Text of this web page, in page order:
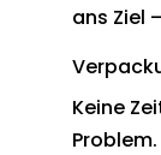
ans Ziel
Keine